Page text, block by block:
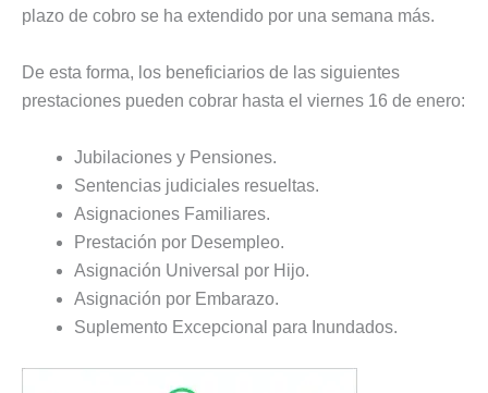
plazo de cobro se ha extendido por una semana más.
De esta forma, los beneficiarios de las siguientes
prestaciones pueden cobrar hasta el viernes 16 de enero:
Jubilaciones y Pensiones.
Sentencias judiciales resueltas.
Asignaciones Familiares.
Prestación por Desempleo.
Asignación Universal por Hijo.
Asignación por Embarazo.
Suplemento Excepcional para Inundados.